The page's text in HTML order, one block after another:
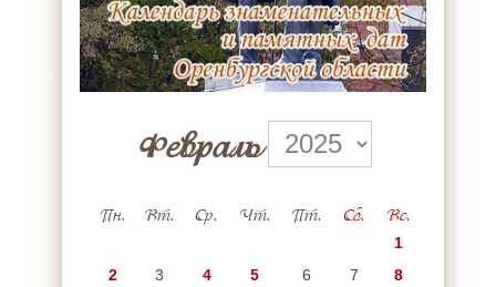
Февраль
Пн. Вт. Ср. Чт. Пт. Сб. Вс.
1
2
3 4 5 6 7
8